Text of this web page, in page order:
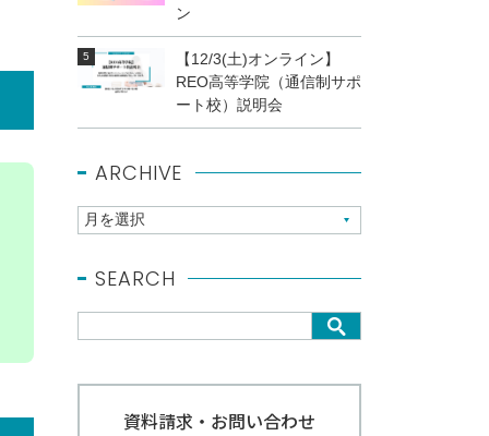
ン
【12/3(土)オンライン】
REO高等学院（通信制サポ
ート校）説明会
ARCHIVE
SEARCH
資料請求・お問い合わせ